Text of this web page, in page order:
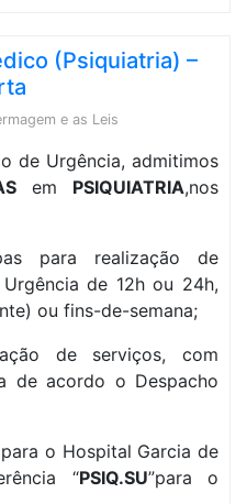
(Psiquiatria) –
e as Leis
de Urgência, admitimos
em PSIQUIATRIA,nos
para realização de
de 12h ou 24h,
ou fins-de-semana;
de serviços, com
de acordo o Despacho
o Hospital Garcia de
“PSIQ.SU”para o